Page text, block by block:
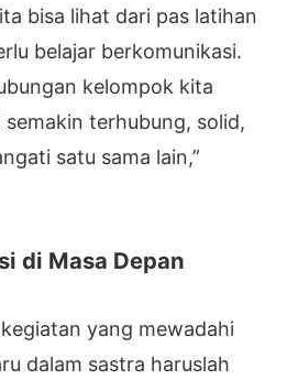
bisa lihat dari pas latihan
belajar berkomunikasi.
kelompok kita
semakin terhubung, solid,
satu sama lain,”
di Masa Depan
yang mewadahi
dalam sastra haruslah